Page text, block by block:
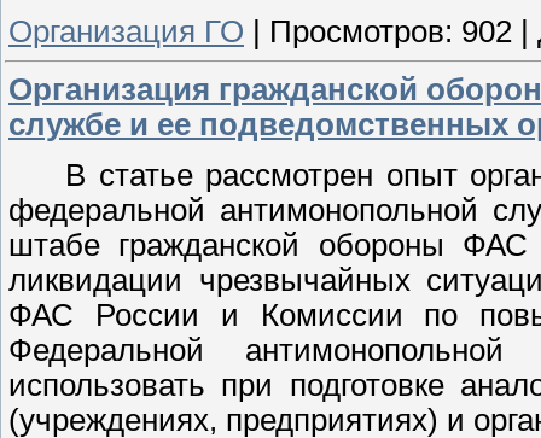
Организация ГО
Просмотров: 902
Организация гражданской
службе и ее подведомственных
В статье рассмотрен опыт
федеральной антимонопольной
штабе гражданской обороны
ликвидации чрезвычайных
ФАС России и Комиссии по
Федеральной
использовать при подготовке
(учреждениях, предприятиях) и